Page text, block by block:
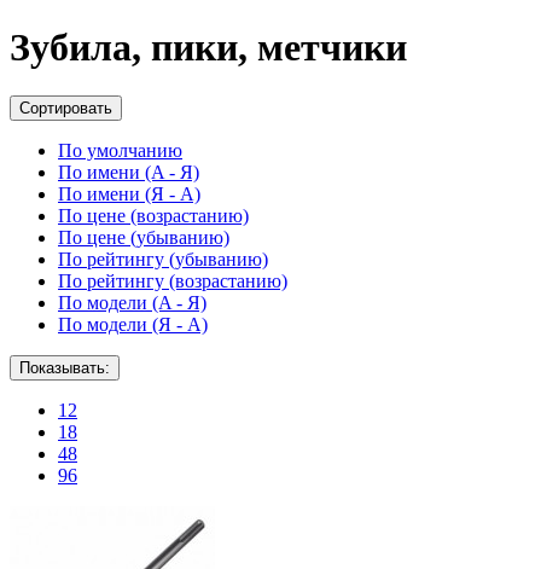
Зубила, пики, метчики
Сортировать
По умолчанию
По имени (A - Я)
По имени (Я - A)
По цене (возрастанию)
По цене (убыванию)
По рейтингу (убыванию)
По рейтингу (возрастанию)
По модели (A - Я)
По модели (Я - A)
Показывать:
12
18
48
96